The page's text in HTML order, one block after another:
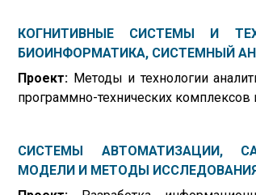
КОГНИТИВНЫЕ СИСТЕМЫ И
БИОИНФОРМАТИКА, СИСТЕМНЫЙ
Проект: Методы и технологии
программно-технических комплексов
СИСТЕМЫ АВТОМАТИЗАЦИИ,
МОДЕЛИ И МЕТОДЫ